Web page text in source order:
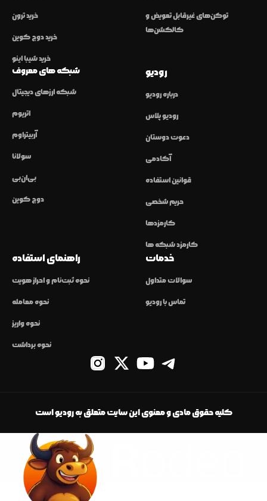
خرید ترون
خرید دوج کوین
خرید شیبا اینو
توکن‌های غیرقابل تعویض و
کالکشن‌ها
شبکه های معروف
شبکه ارزهای دیجیتال
اتریوم
آربیتراوم
سولانا
بی‌ان‌بی
دوج کوین
رودیو
درباره رودیو
رودیو پلاس
دعوت دوستان
آکادمی
قوانین استفاده
حریم شخصی
کارمزدها
کارمزد شبکه ها
راهنمای استفاده
نحوه ثبت‌نام و احراز هویت
نحوه معامله
نحوه واریز
نحوه برداشت
خدمات
سوالات متداول
تماس با رودیو
کلیه حقوق مادی و معنوی این سایت متعلق به رودیو است